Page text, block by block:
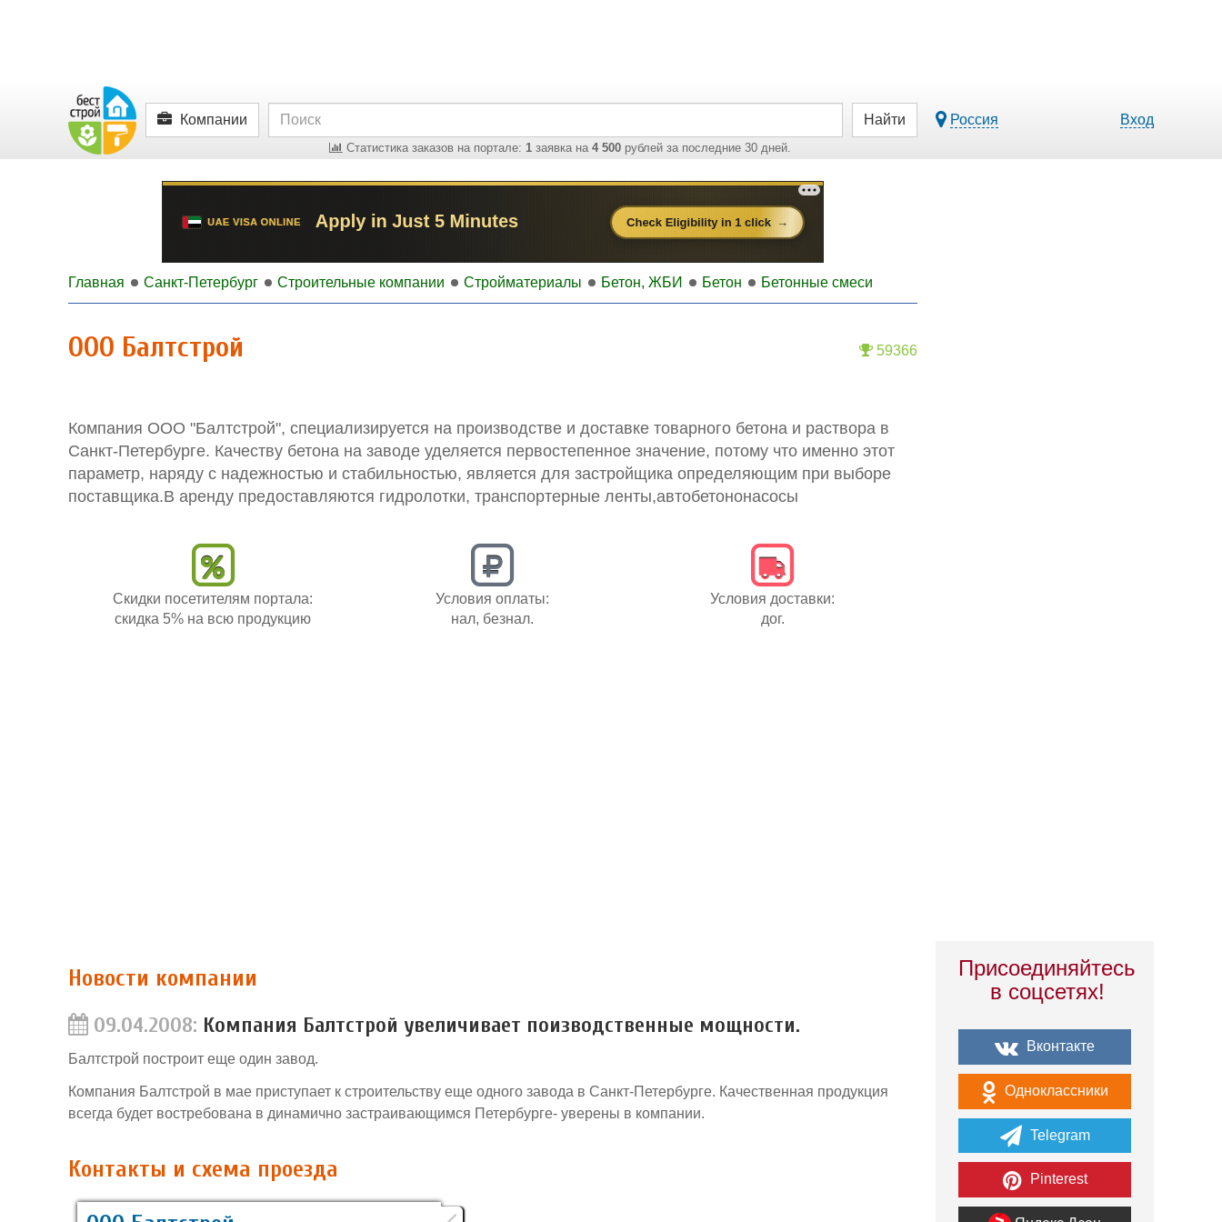
Компании
Статистика заказов на портале: 1 заявка на 4 500 рублей за последние 30 дней.
Найти Россия Вход
Главная Санкт-Петербург Строительные компании Стройматериалы Бетон, ЖБИ Бетон Бетонные смеси
59366
ООО Балтстрой
Компания ООО "Балтстрой", специализируется на производстве и доставке товарного бетона и раствора в
Санкт-Петербурге. Качеству бетона на заводе уделяется первостепенное значение, потому что именно этот
параметр, наряду с надежностью и стабильностью, является для застройщика определяющим при выборе
поставщика.В аренду предоставляются гидролотки, транспортерные ленты,автобетононасосы
Скидки посетителям портала:
скидка 5% на всю продукцию
Условия оплаты:
нал, безнал.
Условия доставки:
дог.
Новости компании
09.04.2008: Компания Балтстрой увеличивает поизводственные мощности.
Балтстрой построит еще один завод.
Компания Балтстрой в мае приступает к строительству еще одного завода в Санкт-Петербурге. Качественная продукция
всегда будет востребована в динамично застраивающимся Петербурге- уверены в компании.
Контакты и схема проезда
Присоединяйтесь
в соцсетях!
Вконтакте
Одноклассники
Telegram
Pinterest